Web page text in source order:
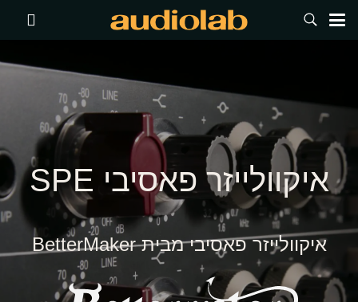
איקוולייזר פאסיבי SPE
איקוולייזר פאסיבי מבית BetterMaker